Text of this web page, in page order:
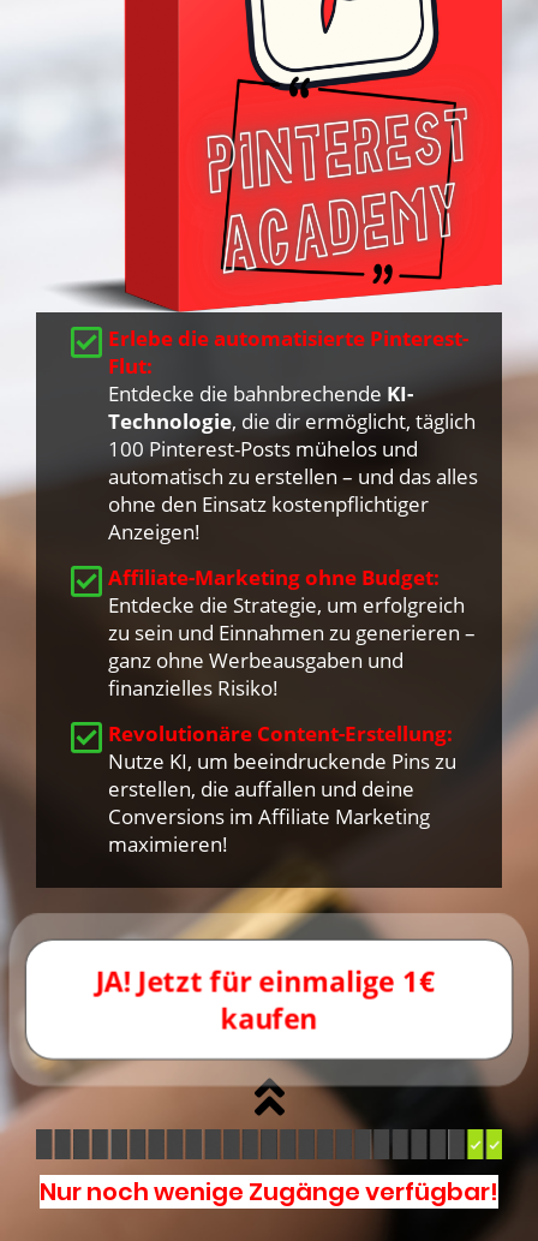
Erlebe die automatisierte Pinterest-
Flut:
Entdecke die bahnbrechende KI-
Technologie, die dir ermöglicht, täglich
100 Pinterest-Posts mühelos und
automatisch zu erstellen – und das alles
ohne den Einsatz kostenpflichtiger
Anzeigen!
Affiliate-Marketing ohne Budget:
Entdecke die Strategie, um erfolgreich
zu sein und Einnahmen zu generieren –
ganz ohne Werbeausgaben und
finanzielles Risiko!
Revolutionäre Content-Erstellung:
Nutze KI, um beeindruckende Pins zu
erstellen, die auffallen und deine
Conversions im Affiliate Marketing
maximieren!
JA! Jetzt für einmalige 1€
kaufen
Nur noch wenige Zugänge verfügbar!